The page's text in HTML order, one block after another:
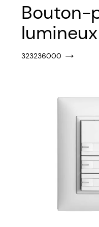
Bouton-
323236000